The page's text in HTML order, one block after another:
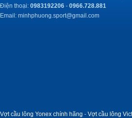
Điện thoại: 0983192206 - 0966.728.881
Email: minhphuong.sport@gmail.com
Vợt cầu lông Yonex chính hãng - Vợt cầu lông